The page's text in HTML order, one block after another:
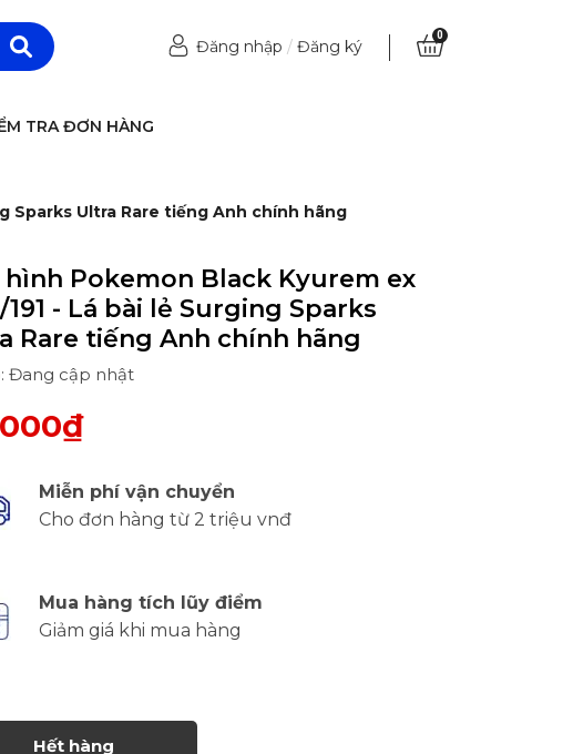
Đăng nhập / Đăng ký
0
TRA ĐƠN HÀNG
Sparks Ultra Rare tiếng Anh chính hãng
hình Pokemon Black Kyurem ex
- Lá bài lẻ Surging Sparks
Rare tiếng Anh chính hãng
Đang cập nhật
Miễn phí vận chuyển
Cho đơn hàng từ 2 triệu vnđ
Mua hàng tích lũy điểm
Giảm giá khi mua hàng
Hết hàng